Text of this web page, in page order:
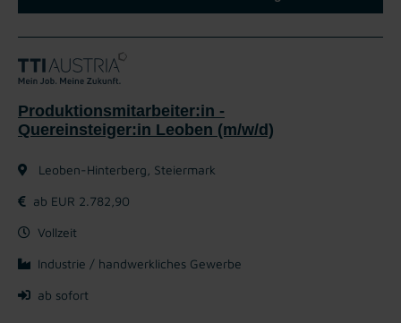
Produktionsmitarbeiter:in -
Quereinsteiger:in Leoben (m/w/d)
Leoben-Hinterberg, Steiermark
ab EUR 2.782,90
Vollzeit
Industrie / handwerkliches Gewerbe
ab sofort